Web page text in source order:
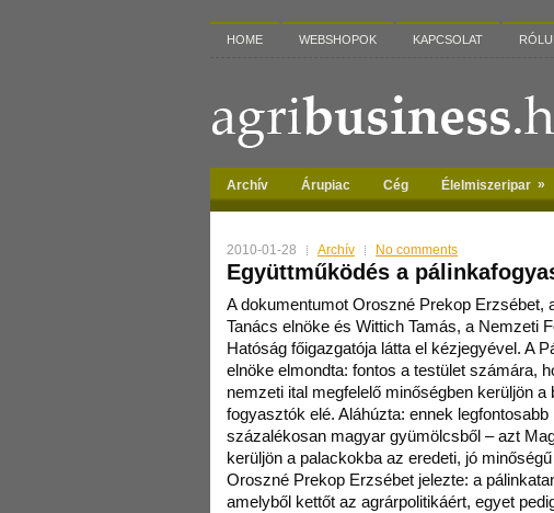
HOME WEBSHOPOK KAPCSOLAT
Archív Árupiac Cég Élelmiszeripar »
2010-01-28 Archív No comments
Együttműködés a
A dokumentumot Oroszné Prekop Erzsébet,
Tanács elnöke és Wittich Tamás, a Nemzeti
Hatóság főigazgatója látta el kézjegyével. A
elnöke elmondta: fontos a testület számára,
nemzeti ital megfelelő minőségben kerüljön a
fogyasztók elé. Aláhúzta: ennek
százalékosan magyar gyümölcsből – azt
kerüljön a palackokba az eredeti, jó
Oroszné Prekop Erzsébet jelezte: a
amelyből kettőt az agrárpolitikáért, egyet